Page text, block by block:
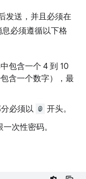
发送，并且必须在
必须遵循以下格
包含一个 4 到 10
含一个数字），最
必须以 @ 开头。
次性密码。